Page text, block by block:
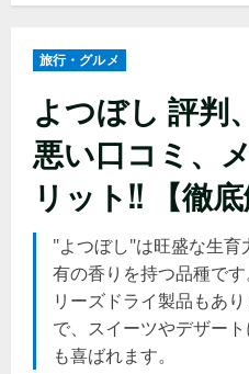
ー旅行・グルメ
よつぼし 評判
悪い口コミ、
リット!! 【徹底
"よつぼし"は旺盛な生
有の香りを持つ品種で
リーズドライ製品もあ
で、スイーツやデザー
も喜ばれます。